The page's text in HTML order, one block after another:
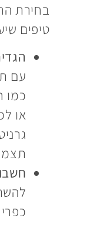
בחירת
טיפים
עם
כמו
או